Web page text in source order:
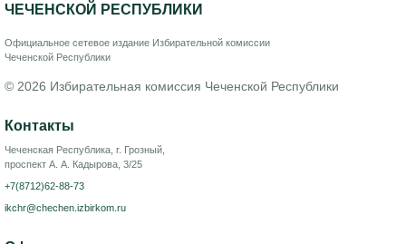
ЧЕЧЕНСКОЙ РЕСПУБЛИКИ
Официальное сетевое издание Избирательной комиссии
Чеченской Республики
© 2026 Избирательная комиссия Чеченской Республики
Контакты
Чеченская Республика, г. Грозный,
проспект А. А. Кадырова, 3/25
+7(8712)62-88-73
ikchr@chechen.izbirkom.ru